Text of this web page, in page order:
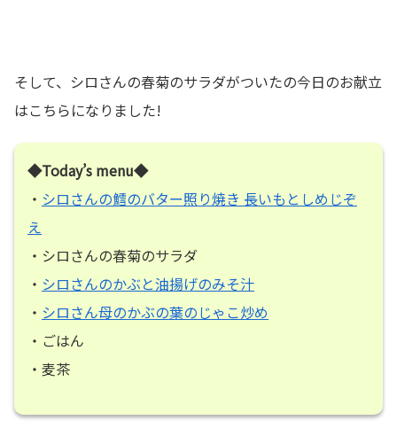
そして、シロさんの春菊のサラダがついたの今日のお献立
はこちらになりました!
◆Today’s menu◆
・ シロさんの鱈のバター照り焼き 長いもとしめじぞ
え
・シロさんの春菊のサラダ
・ シロさんのかぶと油揚げのみそ汁
・ シロさん母のかぶの葉のじゃこ炒め
・ごはん
・麦茶